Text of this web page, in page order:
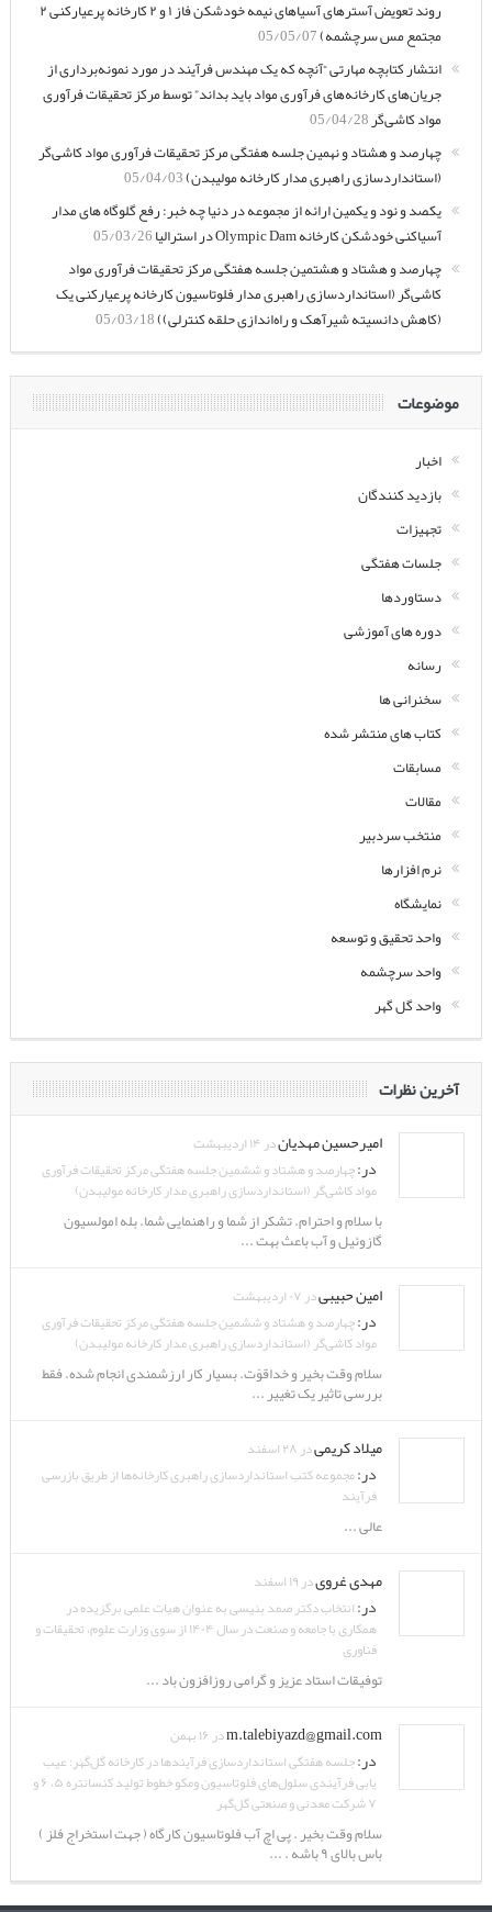
روند تعویض آسترهای آسیاهای نیمه خودشکن فاز ۱ و ۲ کارخانه پرعیارکنی ۲
مجتمع مس سرچشمه)05/05/07
انتشار کتابچه مهارتی “آنچه که یک مهندس فرآیند در مورد نمونه‌برداری از
جریان‌های کارخانه‌های فرآوری مواد باید بداند” توسط مرکز تحقیقات فرآوری
مواد کاشی‌گر05/04/28
چهارصد و هشتاد و نهمین جلسه هفتگی مرکز تحقیقات فرآوری مواد کاشی‌گر
(استانداردسازی راهبری مدار کارخانه مولیبدن)05/04/03
یکصد و نود و یکمین ارائه از مجموعه در دنیا چه خبر: رفع گلوگاه های مدار
آسیاکنی خودشکن کارخانه Olympic Dam در استرالیا
05/03/26
چهارصد و هشتاد و هشتمین جلسه هفتگی مرکز تحقیقات فرآوری مواد
کاشی‌گر (استانداردسازی راهبری مدار فلوتاسیون کارخانه پرعیارکنی یک
(کاهش دانسیته شیرآهک و راه‌اندازی حلقه کنترلی))05/03/18
موضوعات
اخبار
بازدید کنندگان
تجهیزات
جلسات هفتگی
دستاوردها
دوره های آموزشی
رسانه
سخنرانی ها
کتاب های منتشر شده
مسابقات
مقالات
منتخب سردبیر
نرم افزارها
نمایشگاه
واحد تحقیق و توسعه
واحد سرچشمه
واحد گل گهر
آخرین نظرات
امیرحسین مهدیاندر ۱۴ اردیبهشت
در:چهارصد و هشتاد و ششمین جلسه هفتگی مرکز تحقیقات فرآوری
مواد کاشی‌گر (استانداردسازی راهبری مدار کارخانه مولیبدن)
با سلام و احترام. تشکر از شما و راهنمایی شما. بله امولسیون
گازوئیل و آب باعث بهت ...
امین حبیبیدر ۰۷ اردیبهشت
در:چهارصد و هشتاد و ششمین جلسه هفتگی مرکز تحقیقات فرآوری
مواد کاشی‌گر (استانداردسازی راهبری مدار کارخانه مولیبدن)
سلام وقت بخیر و خداقوّت. بسیار کار ارزشمندی انجام شده. فقط
بررسی تاثیر یک تغییر ...
میلاد کریمیدر ۲۸ اسفند
در:مجموعه کتب استانداردسازی راهبری کارخانه‌ها از طریق بازرسی
فرآیند
عالی ...
مهدی غرویدر ۱۹ اسفند
در:انتخاب دکتر صمد بنیسی به عنوان هیات علمی برگزیده در
همکاری با جامعه و صنعت در سال ۱۴۰۴ از سوی وزارت علوم، تحقیقات و
فناوری
توفیقات استاد عزیز و گرامی روزافزون باد ...
m.talebiyazd@gmail.comدر ۱۶ بهمن
در:جلسه هفتگی استانداردسازی فرآیندها در کارخانه گل‌گهر: عیب
یابی فرآیندی سلول‌های فلوتاسیون ومکو خطوط تولید کنسانتره ۵، ۶ و
۷ شرکت معدنی و صنعتی گل‌گهر
سلام وقت بخیر . پی اچ آب فلوتاسیون کارگاه ( جهت استخراج فلز )
باس بالای ۹ باشه . ...